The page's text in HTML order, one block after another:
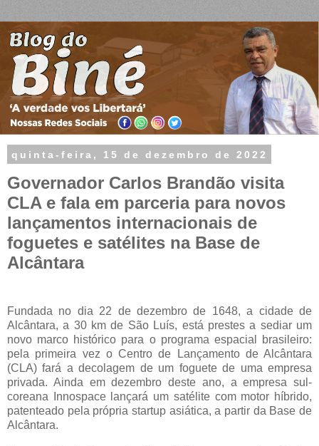
quinta-feira, 15 de dezembro de 2022
Governador Carlos Brandão visita
CLA e fala em parceria para novos
lançamentos internacionais de
foguetes e satélites na Base de
Alcântara
Fundada no dia 22 de dezembro de 1648, a cidade de
Alcântara, a 30 km de São Luís, está prestes a sediar um
novo marco histórico para o programa espacial brasileiro:
pela primeira vez o Centro de Lançamento de Alcântara
(CLA) fará a decolagem de um foguete de uma empresa
privada. Ainda em dezembro deste ano, a empresa sul-
coreana Innospace lançará um satélite com motor híbrido,
patenteado pela própria startup asiática, a partir da Base de
Alcântara.